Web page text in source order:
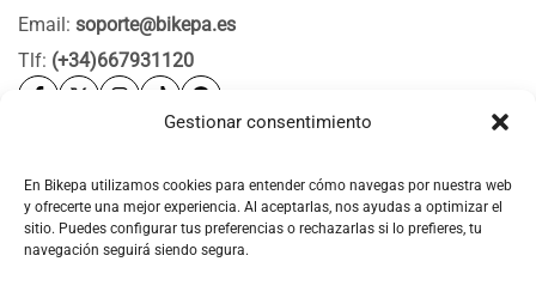
Gestionar consentimiento
En Bikepa utilizamos cookies para entender cómo navegas por nuestra web
y ofrecerte una mejor experiencia. Al aceptarlas, nos ayudas a optimizar el
sitio. Puedes configurar tus preferencias o rechazarlas si lo prefieres, tu
navegación seguirá siendo segura.
Email: soporte@bikepa.es
Tlf: (+34)667931120
Bikepa
Newsletter Bikepa